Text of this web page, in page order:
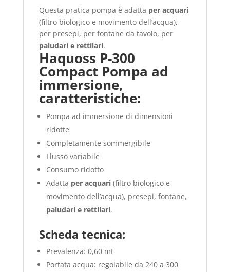
Questa pratica pompa è adatta per acquari
(filtro biologico e movimento dell’acqua),
per presepi, per fontane da tavolo, per
paludari e rettilari.
Haquoss P-300
Compact Pompa ad
immersione,
caratteristiche:
Pompa ad immersione di dimensioni
ridotte
Completamente sommergibile
Flusso variabile
Consumo ridotto
Adatta per acquari(filtro biologico e
movimento dell’acqua), presepi, fontane,
paludari e rettilari.
Scheda tecnica:
Prevalenza: 0,60 mt
Portata acqua: regolabile da 240 a 300